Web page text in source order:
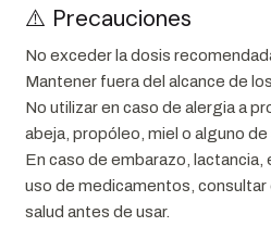
⚠️ Precauciones
No exceder la dosis
Mantener fuera del alcance de los
No utilizar en caso de alergia a
abeja, propóleo, miel o alguno
En caso de embarazo,
uso de medicamentos, consultar
salud antes de usar.